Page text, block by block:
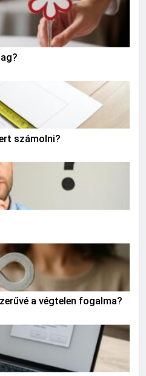
számolni?
a végtelen fogalma?